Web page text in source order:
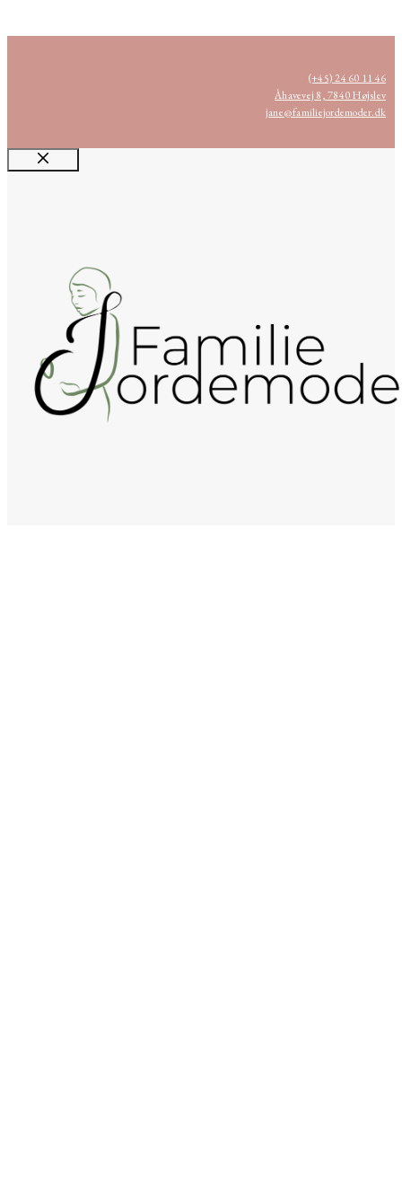
(+45) 24 60 11 46
Åhavevej 8, 7840 Højslev
jane@familiejordemoder.dk
Luk